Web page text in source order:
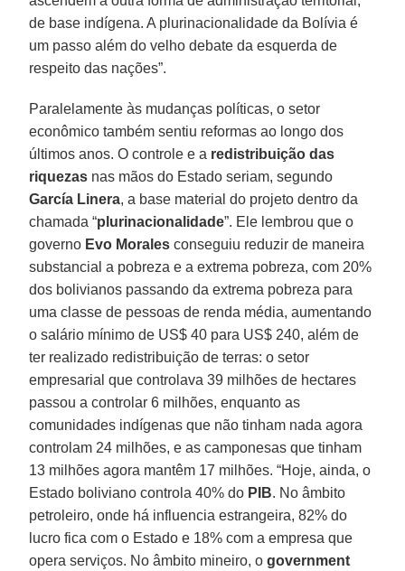
de base indígena. A plurinacionalidade da Bolívia é
um passo além do velho debate da esquerda de
respeito das nações”.
Paralelamente às mudanças políticas, o setor
econômico também sentiu reformas ao longo dos
últimos anos. O controle e a redistribuição das
riquezas nas mãos do Estado seriam, segundo
García Linera, a base material do projeto dentro da
chamada “plurinacionalidade”. Ele lembrou que o
governo Evo Morales conseguiu reduzir de maneira
substancial a pobreza e a extrema pobreza, com 20%
dos bolivianos passando da extrema pobreza para
uma classe de pessoas de renda média, aumentando
o salário mínimo de US$ 40 para US$ 240, além de
ter realizado redistribuição de terras: o setor
empresarial que controlava 39 milhões de hectares
passou a controlar 6 milhões, enquanto as
comunidades indígenas que não tinham nada agora
controlam 24 milhões, e as camponesas que tinham
13 milhões agora mantêm 17 milhões. “Hoje, ainda, o
Estado boliviano controla 40% do PIB. No âmbito
petroleiro, onde há influencia estrangeira, 82% do
lucro fica com o Estado e 18% com a empresa que
opera serviços. No âmbito mineiro, ogovernment